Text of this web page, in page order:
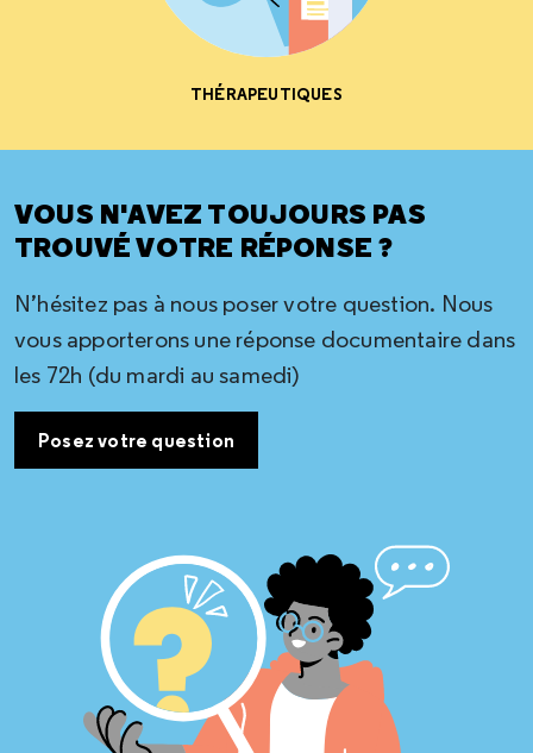
THÉRAPEUTIQUES
VOUS N'AVEZ TOUJOURS PAS
TROUVÉ VOTRE RÉPONSE ?
N’hésitez pas à nous poser votre question. Nous
vous apporterons une réponse documentaire dans
les 72h (du mardi au samedi)
Posez votre question